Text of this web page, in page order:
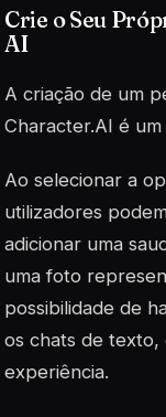
Crie o Seu
AI
A criação de um
Character.AI é
Ao selecionar a
utilizadores
adicionar uma
uma foto
possibilidade de
os chats de texto,
experiência.